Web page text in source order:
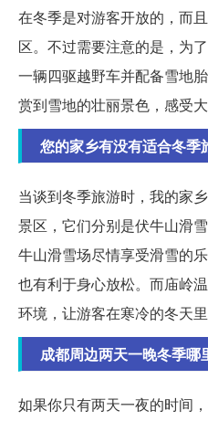
在冬季是对游客开放的，而
区。不过需要注意的是，为
一辆四驱越野车并配备雪地
赏到雪地的壮丽景色，感受大
您的家乡有没有适合冬季
当谈到冬季旅游时，我的家
景区，它们分别是伏牛山滑
牛山滑雪场尽情享受滑雪的
也有利于身心放松。而庙岭
环境，让游客在寒冷的冬天
成都周边两天一晚冬季哪
如果你只有两天一夜的时间